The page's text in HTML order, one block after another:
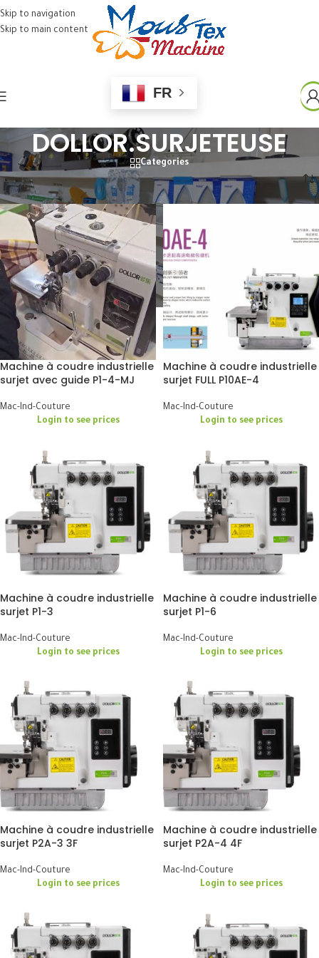
Skip to navigation
Skip to main content
FR
DOLLOR.SURJETEUSE
Categories
Home»DOLLOR.SURJETEUSE
Machine à coudre industrielle
surjet avec guide P1-4-MJ
Mac-Ind-Couture
Login to see prices
Machine à coudre industrielle
surjet FULL P10AE-4
Mac-Ind-Couture
Login to see prices
Machine à coudre industrielle
surjet P1-3
Mac-Ind-Couture
Login to see prices
Machine à coudre industrielle
surjet P1-6
Mac-Ind-Couture
Login to see prices
Machine à coudre industrielle
surjet P2A-3 3F
Mac-Ind-Couture
Login to see prices
Machine à coudre industrielle
surjet P2A-4 4F
Mac-Ind-Couture
Login to see prices